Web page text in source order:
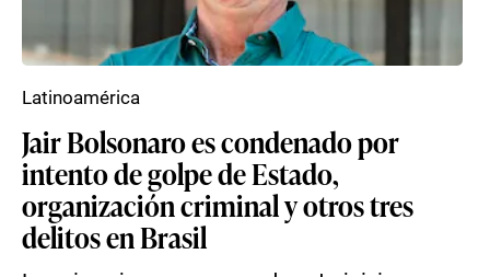
Jair Bolsonaro es condenado por
intento de golpe de Estado,
organización criminal y otros tres
delitos en Brasil
Latinoamérica